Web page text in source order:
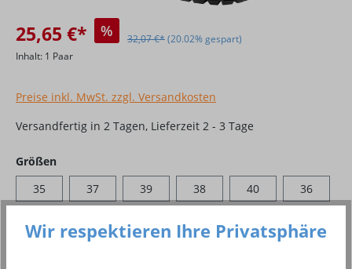
25,65 €* % 32,07 €*(20.02% gespart)
Inhalt: 1 Paar
Preise inkl. MwSt. zzgl. Versandkosten
Versandfertig in 2 Tagen, Lieferzeit 2 - 3 Tage
Größenauswählen
35
37 39 38 40 36
41 46
Wir respektieren Ihre Privatsphäre